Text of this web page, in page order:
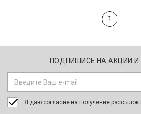
1
ПОДПИШИСЬ НА АКЦИИ И
Я даю согласие на получение рассылок